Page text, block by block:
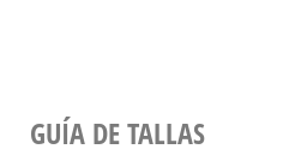
GUÍA DE TALLAS